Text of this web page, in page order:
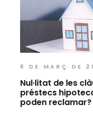
6 DE MARÇ DE
Nul·litat de les
préstecs
poden reclamar?